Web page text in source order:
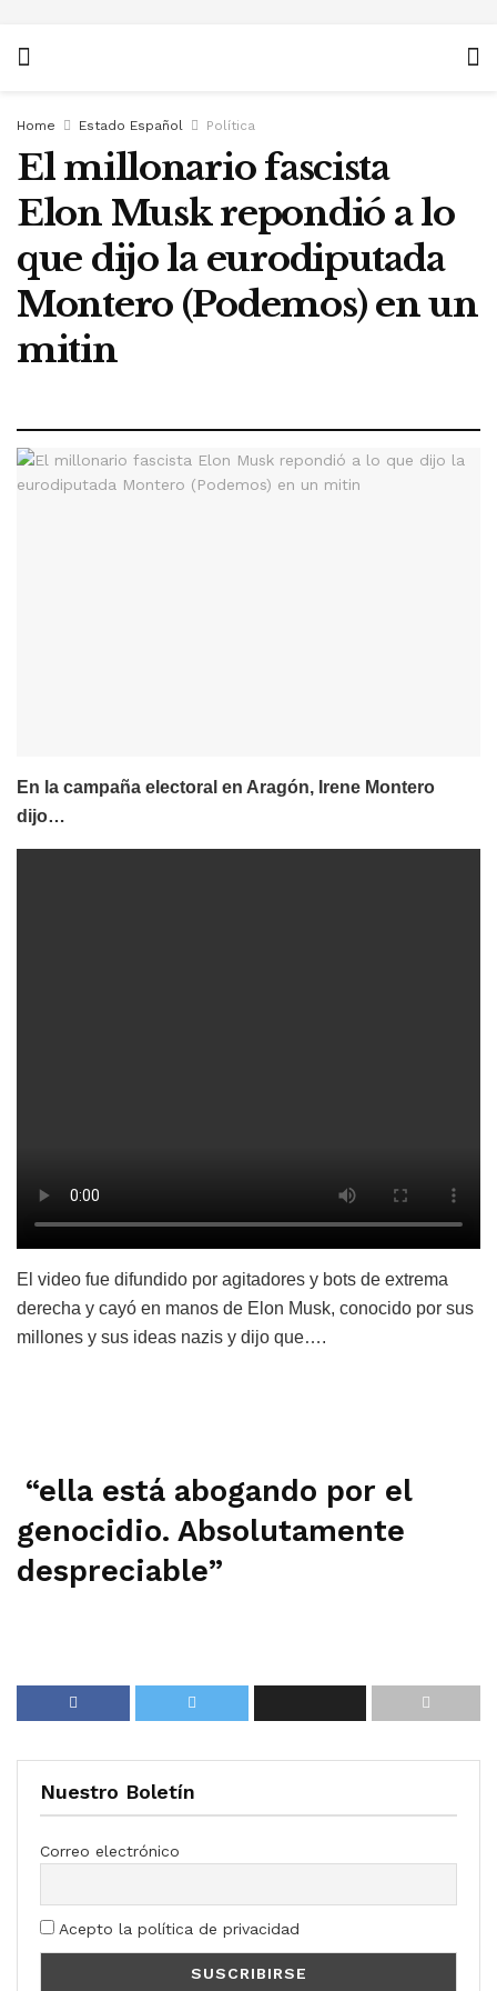
Home Estado Español Política
El millonario fascista
Elon Musk repondió a lo
que dijo la eurodiputada
Montero (Podemos) en un
mitin
En la campaña electoral en Aragón, Irene Montero
dijo…
El video fue difundido por agitadores y bots de extrema
derecha y cayó en manos de Elon Musk, conocido por sus
millones y sus ideas nazis y dijo que….
“ella está abogando por el
genocidio. Absolutamente
despreciable”
Nuestro Boletín
Correo electrónico
Acepto la política de privacidad